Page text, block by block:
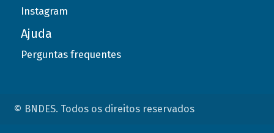
Instagram
Ajuda
Perguntas frequentes
© BNDES. Todos os direitos reservados